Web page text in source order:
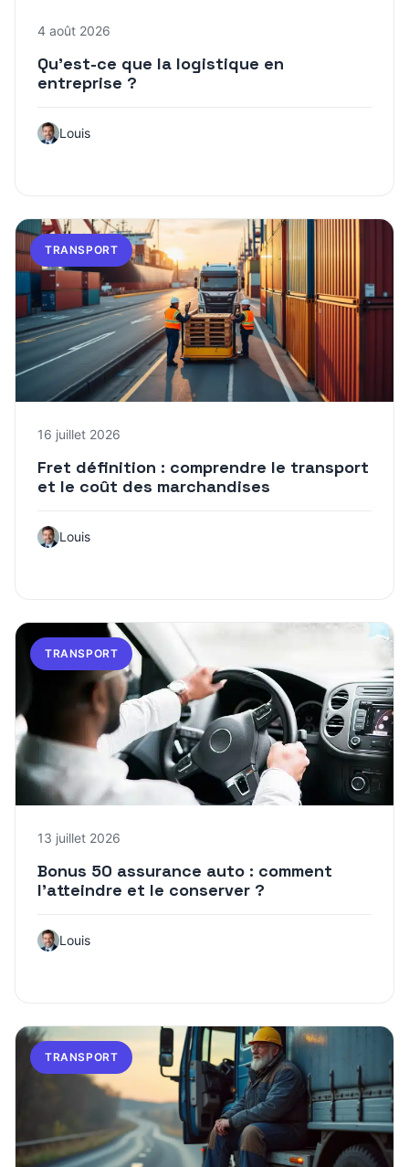
4 août 2026
Qu’est-ce que la logistique en
entreprise ?
Louis
TRANSPORT
16 juillet 2026
Fret définition : comprendre le transport
et le coût des marchandises
Louis
TRANSPORT
13 juillet 2026
Bonus 50 assurance auto : comment
l’atteindre et le conserver ?
Louis
TRANSPORT